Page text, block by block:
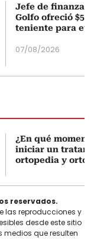
Jefe de finanzas
Golfo ofreció
teniente para
07/08/2026
¿En qué
iniciar un
ortopedia y
reservados.
las reproducciones y
desde este sitio
que resulten